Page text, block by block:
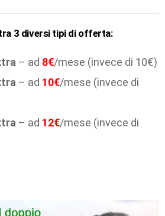
3 diversi tipi di offerta:
– ad 8€/mese (invece di 10€)
– ad 10€/mese (invece di
– ad 12€/mese (invece di